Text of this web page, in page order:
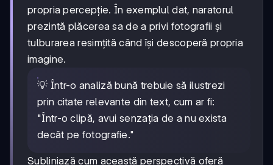
propria percepție. În exemplul dat, naratorul
prezintă plăcerea sa de a privi fotografii și
tulburarea resimțită când își descoperă propria
imagine.
💡 Într-o analiză bună trebuie să ilustrezi
prin citate relevante din text, cum ar fi:
"Într-o clipă, avui senzația de a nu exista
decât pe fotografie."
Subliniază cum această perspectivă oferă